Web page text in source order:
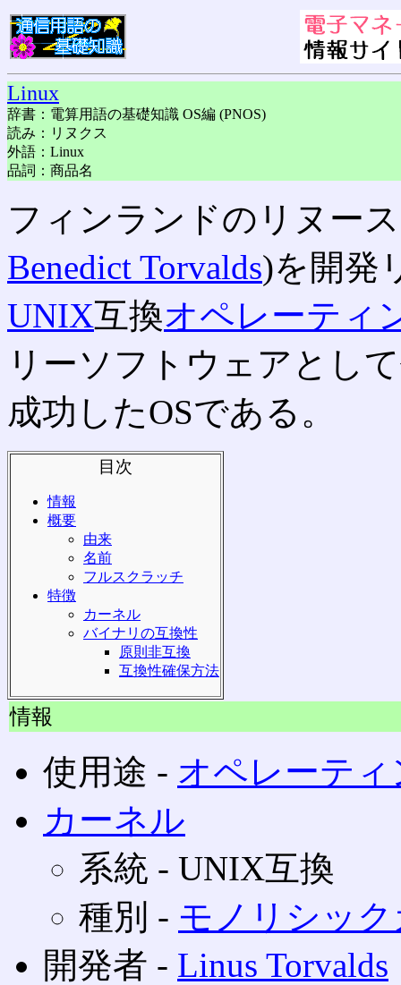
Linux
辞書：電算用語の基礎知識 OS編 (PNOS)
読み：リヌクス
外語：Linux
品詞：商品名
フィンランドのリヌー
Benedict Torvalds)を開発
UNIX互換オペレーティ
リーソフトウェアとし
成功したOSである。
目次
情報
概要
由来
名前
フルスクラッチ
特徴
カーネル
バイナリの互換性
原則非互換
互換性確保方法
情報
使用途 ‐ オペレーテ
カーネル
系統 ‐ UNIX互換
種別 ‐ モノリシッ
開発者 ‐ Linus Torvalds